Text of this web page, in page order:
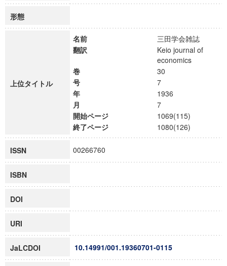
形態
上位タイトル
名前
三田学会雑誌
翻訳
Keio journal of
economics
巻
30
号
7
年
1936
月
7
開始ページ
1069(115)
終了ページ
1080(126)
ISSN 00266760
ISBN
DOI
URI
JaLCDOI 10.14991/001.19360701-0115